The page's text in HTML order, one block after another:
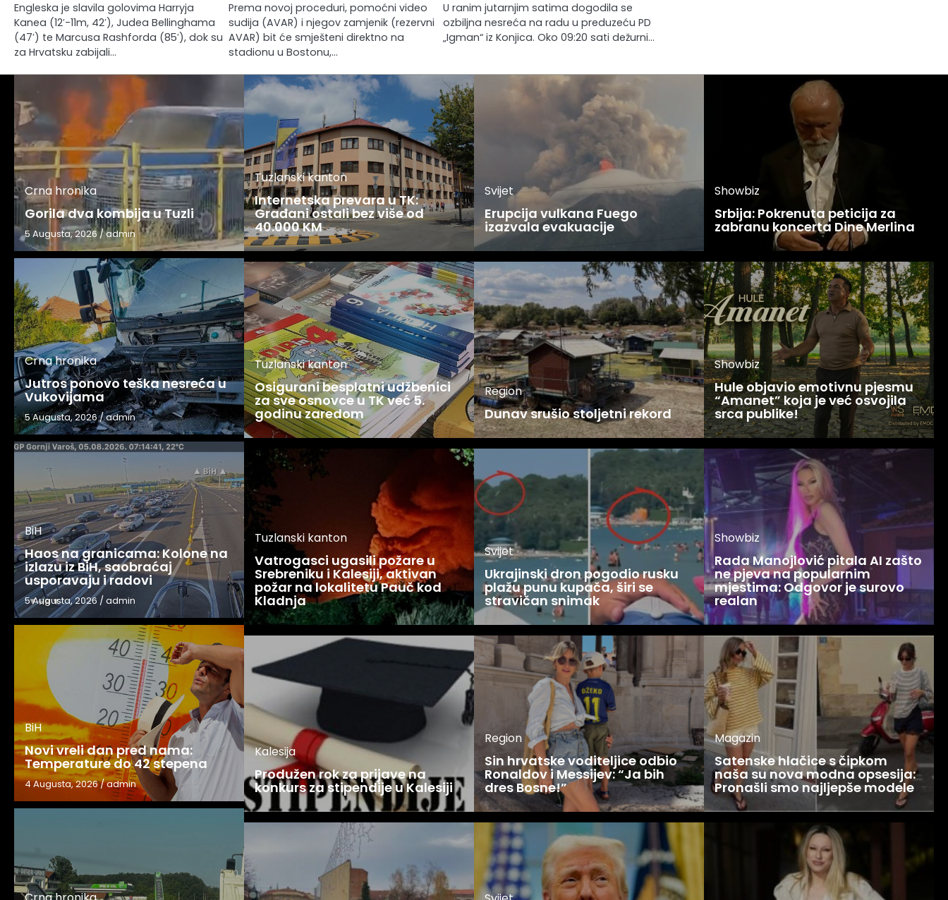
Engleska je slavila golovima Harryja
Kanea (12′-11m, 42′), Judea Bellinghama
(47′) te Marcusa Rashforda (85′), dok su
za Hrvatsku zabijali…
Prema novoj proceduri, pomoćni video
sudija (AVAR) i njegov zamjenik (rezervni
AVAR) bit će smješteni direktno na
stadionu u Bostonu,…
U ranim jutarnjim satima dogodila se
ozbiljna nesreća na radu u preduzeću PD
„Igman“ iz Konjica. Oko 09:20 sati dežurni…
Crna hronika
Gorila dva kombija u Tuzli
5 Augusta, 2026/admin
Crna hronika
Jutros ponovo teška nesreća u
Vukovijama
5 Augusta, 2026/admin
BiH
Haos na granicama: Kolone na
izlazu iz BiH, saobraćaj
usporavaju i radovi
5 Augusta, 2026 / admin
BiH
Novi vreli dan pred nama:
Temperature do 42 stepena
4 Augusta, 2026/admin
Tuzlanski kanton
Internetska prevara u TK:
Građani ostali bez više od
40.000 KM
Tuzlanski kanton
Osigurani besplatni udžbenici
za sve osnovce u TK već 5.
godinu zaredom
Tuzlanski kanton
Vatrogasci ugasili požare u
Srebreniku i Kalesiji, aktivan
požar na lokalitetu Pauč kod
Kladnja
Kalesija
Produžen rok za prijave na
konkurs za stipendije u Kalesiji
Svijet
Erupcija vulkana Fuego
izazvala evakuacije
Region
Dunav srušio stoljetni rekord
Svijet
Ukrajinski dron pogodio rusku
plažu punu kupača, širi se
stravičan snimak
Region
Sin hrvatske voditeljice odbio
Ronaldov i Messijev: “Ja bih
dres Bosne!”
Showbiz
Srbija: Pokrenuta peticija za
zabranu koncerta Dine Merlina
Showbiz
Hule objavio emotivnu pjesmu
“Amanet” koja je već osvojila
srca publike!
Showbiz
Rada Manojlović pitala AI zašto
ne pjeva na popularnim
mjestima: Odgovor je surovo
realan
Magazin
Satenske hlačice s čipkom
naša su nova modna opsesija:
Pronašli smo najljepše modele